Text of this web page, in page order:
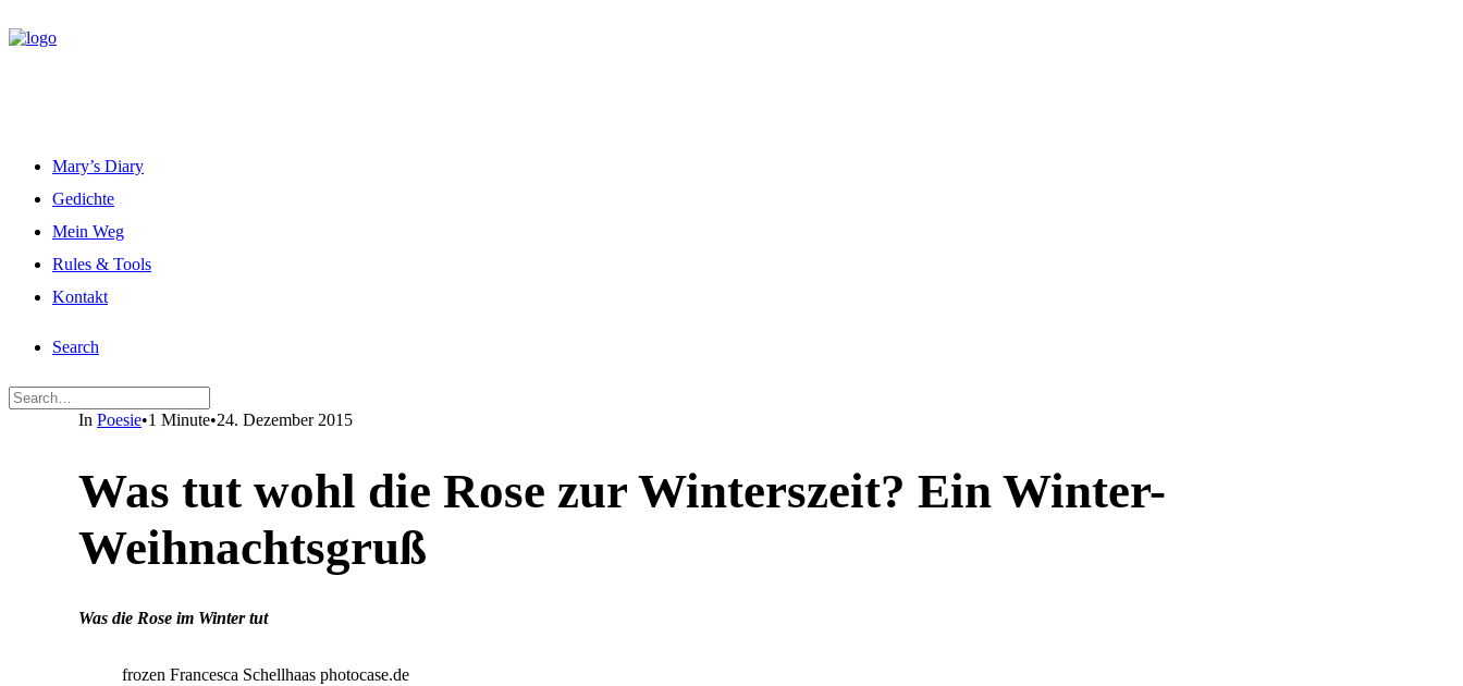
Mary’s Diary
Gedichte
Mein Weg
Rules & Tools
Kontakt
Search
In Poesie•1 Minute•24. Dezember 2015
Was tut wohl die Rose zur Winterszeit? Ein Winter-
Weihnachtsgruß
Was die Rose im Winter tut
frozen Francesca Schellhaas photocase.de